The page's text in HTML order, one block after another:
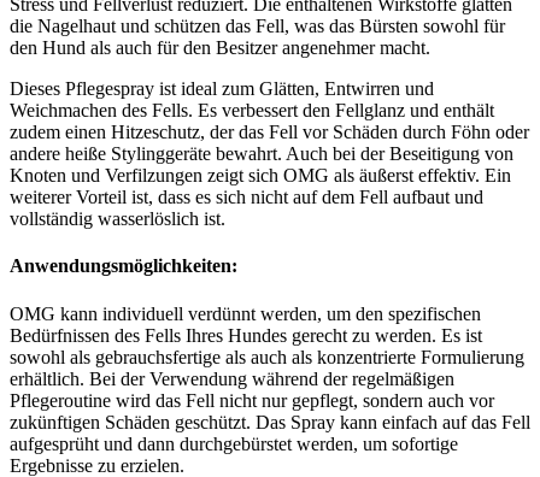
Stress und Fellverlust reduziert. Die enthaltenen Wirkstoffe glätten
die Nagelhaut und schützen das Fell, was das Bürsten sowohl für
den Hund als auch für den Besitzer angenehmer macht.
Dieses Pflegespray ist ideal zum Glätten, Entwirren und
Weichmachen des Fells. Es verbessert den Fellglanz und enthält
zudem einen Hitzeschutz, der das Fell vor Schäden durch Föhn oder
andere heiße Stylinggeräte bewahrt. Auch bei der Beseitigung von
Knoten und Verfilzungen zeigt sich OMG als äußerst effektiv. Ein
weiterer Vorteil ist, dass es sich nicht auf dem Fell aufbaut und
vollständig wasserlöslich ist.
Anwendungsmöglichkeiten:
OMG kann individuell verdünnt werden, um den spezifischen
Bedürfnissen des Fells Ihres Hundes gerecht zu werden. Es ist
sowohl als gebrauchsfertige als auch als konzentrierte Formulierung
erhältlich. Bei der Verwendung während der regelmäßigen
Pflegeroutine wird das Fell nicht nur gepflegt, sondern auch vor
zukünftigen Schäden geschützt. Das Spray kann einfach auf das Fell
aufgesprüht und dann durchgebürstet werden, um sofortige
Ergebnisse zu erzielen.